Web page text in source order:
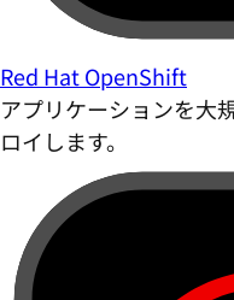
Red Hat OpenShift
アプリケーションを大
ロイします。